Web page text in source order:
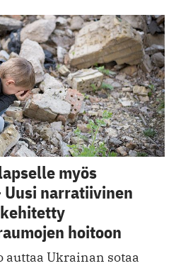
myös
narratiivinen
hoitoon
auttaa Ukrainan sotaa